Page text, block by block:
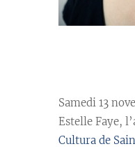
Samedi 13
Estelle Faye,
Cultura de